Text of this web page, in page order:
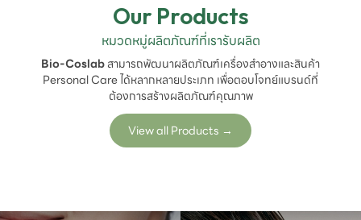
Our Products
หมวดหมู่ผลิตภัณฑ์ที่เรารับผลิต
Bio-Coslabสามารถพัฒนาผลิตภัณฑ์เครื่องสำอางและสินค้า
Personal Care ได้หลากหลายประเภท เพื่อตอบโจทย์แบรนด์ที่
ต้องการสร้างผลิตภัณฑ์คุณภาพ
View all Products →